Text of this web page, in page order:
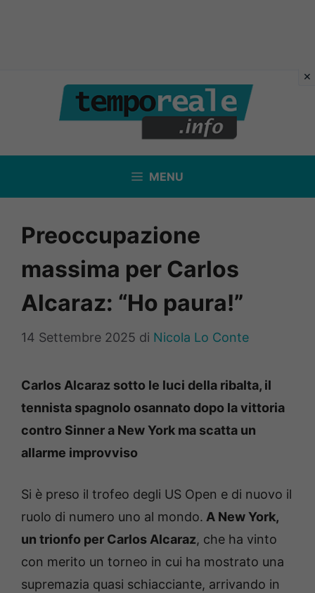
contenuto
MENU
Preoccupazione
massima per Carlos
Alcaraz: “Ho paura!”
14 Settembre 2025 di Nicola Lo Conte
Carlos Alcaraz sotto le luci della ribalta, il
tennista spagnolo osannato dopo la vittoria
contro Sinner a New York ma scatta un
allarme improvviso
Si è preso il trofeo degli US Open e di nuovo il
ruolo di numero uno al mondo. A New York,
un trionfo per Carlos Alcaraz, che ha vinto
con merito un torneo in cui ha mostrato una
supremazia quasi schiacciante, arrivando in